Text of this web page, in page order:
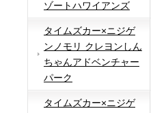
ゾートハワイアンズ
タイムズカー×ニジゲ
ンノモリ クレヨンしん
ちゃんアドベンチャー
パーク
タイムズカー×ニジゲ